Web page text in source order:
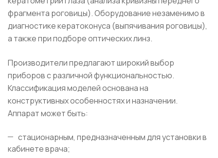
фрагмента роговицы). Оборудование незаменимо в
диагностике кератоконуса (выпячивания роговицы),
а также при подборе оптических линз.
Производители предлагают широкий выбор
приборов с различной функциональностью.
Классификация моделей основана на
конструктивных особенностях и назначении.
Аппарат может быть:
стационарным, предназначенным для установки в
кабинете врача;